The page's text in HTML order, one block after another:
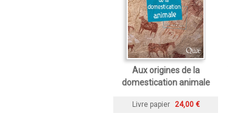
Aux origines de la
domestication animale
Livre papier 24,00 €